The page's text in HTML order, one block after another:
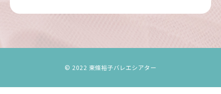
© 2022 東條裕子バレエシアター